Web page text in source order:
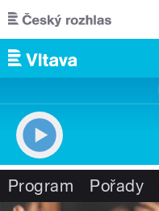
Přejít k hlavnímu obsahu
Program Pořady